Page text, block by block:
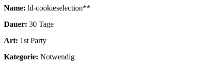
Name: ld-cookieselection**
Dauer: 30 Tage
Art: 1st Party
Kategorie: Notwendig